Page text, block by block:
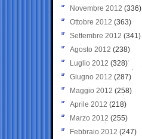
Novembre 2012 (336)
Ottobre 2012 (363)
Settembre 2012 (341)
Agosto 2012 (238)
Luglio 2012 (328)
Giugno 2012 (287)
Maggio 2012 (258)
Aprile 2012 (218)
Marzo 2012 (255)
Febbraio 2012 (247)